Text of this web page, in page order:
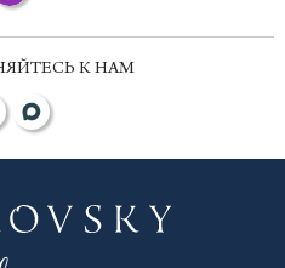
К НАМ